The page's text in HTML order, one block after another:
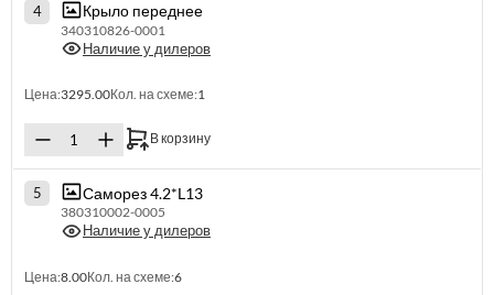
4 Крыло переднее
340310826-0001
Наличие у дилеров
Цена:3295.00Кол. на схеме:1
В корзину
5 Саморез 4.2*L13
380310002-0005
Наличие у дилеров
Цена:8.00Кол. на схеме:6